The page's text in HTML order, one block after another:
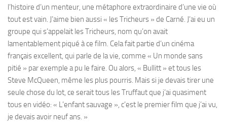
l’histoire d’un menteur, une métaphore extraordinaire d’une vie où
tout est vain. J’aime bien aussi « les Tricheurs » de Carné. J’ai eu un
groupe qui s’appelait les Tricheurs, nom qu’on avait
lamentablement piqué à ce film. Cela fait partie d’un cinéma
français excellent, qui parle de la vie, comme « Un monde sans
pitié » par exemple a pu le faire. Ou alors, « Bullitt » et tous les
Steve McQueen, même les plus pourris. Mais si je devais tirer une
seule chose du lot, ce serait tous les Truffaut que j’ai quasiment
tous en vidéo: « L’enfant sauvage », c’est le premier film que j’ai vu,
je devais avoir neuf ans. »